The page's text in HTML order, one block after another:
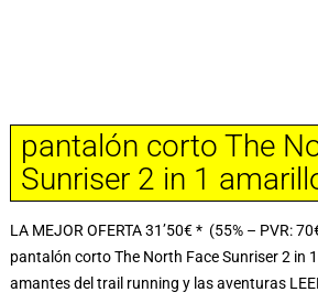
pantalón corto The
Sunriser 2 in 1
LA MEJOR OFERTA 31’50€ * (55% – PVR:
pantalón corto The North Face Sunriser 2 in
amantes del trail running y las aventuras